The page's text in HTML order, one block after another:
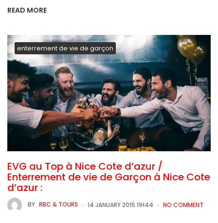
READ MORE
enterrement de vie de garçon
EVG au Top à Nice Cote d’azur /
Enterrement de vie de Garçon à Nice Cote
d’azur :
BY RBC & TOURS 14 JANUARY 2015 11H44 NO COMMENT